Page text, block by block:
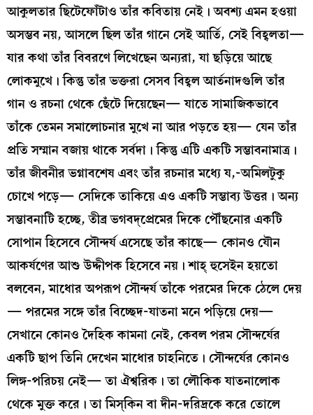
আকুলতার ছিটেফোঁটাও তাঁর কবিতায় নেই। অবশ্য এমন হওয়া
অসম্ভব নয়, আসলে ছিল তাঁর গানে সেই আর্তি, সেই বিহ্বলতা—
যার কথা তাঁর বিবরণে লিখেছেন অন্যরা, যা ছড়িয়ে আছে
লোকমুখে। কিন্তু তাঁর ভক্তরা সেসব বিহ্বল আর্তনাদগুলি তাঁর
গান ও রচনা থেকে ছেঁটে দিয়েছেন— যাতে সামাজিকভাবে
তাঁকে তেমন সমালোচনার মুখে না আর পড়তে হয়— যেন তাঁর
প্রতি সম্মান বজায় থাকে সর্বদা। কিন্তু এটি একটি সম্ভাবনামাত্র।
তাঁর জীবনীর ভগ্নাবশেষ এবং তাঁর রচনার মধ্যে য,-অমিলটুকু
চোখে পড়ে— সেদিকে তাকিয়ে এও একটি সম্ভাব্য উত্তর। অন্য
সম্ভাবনাটি হচ্ছে, তীব্র ভগবদ্‌প্রেমের দিকে পৌঁছনোর একটি
সোপান হিসেবে সৌন্দর্য এসেছে তাঁর কাছে— কোনও যৌন
আকর্ষণের আশু উদ্দীপক হিসেবে নয়। শাহ্‌ হুসেইন হয়তো
বলবেন, মাধোর অপরূপ সৌন্দর্য তাঁকে পরমের দিকে ঠেলে দেয়
— পরমের সঙ্গে তাঁর বিচ্ছেদ-যাতনা মনে পড়িয়ে দেয়—
সেখানে কোনও দৈহিক কামনা নেই, কেবল পরম সৌন্দর্যের
একটি ছাপ তিনি দেখেন মাধোর চাহনিতে। সৌন্দর্যের কোনও
লিঙ্গ-পরিচয় নেই— তা ঐশ্বরিক। তা লৌকিক যাতনালোক
থেকে মুক্ত করে। তা মিস্‌কিন বা দীন-দরিদ্রকে করে তোলে